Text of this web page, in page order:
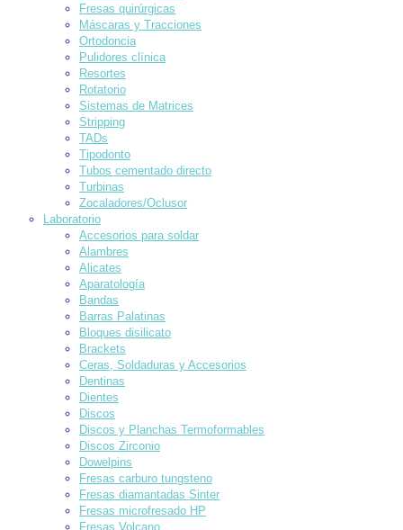
Fresas quirúrgicas
Máscaras y Tracciones
Ortodoncia
Pulidores clínica
Resortes
Rotatorio
Sistemas de Matrices
Stripping
TADs
Tipodonto
Tubos cementado directo
Turbinas
Zocaladores/Oclusor
Laboratorio
Accesorios para soldar
Alambres
Alicates
Aparatología
Bandas
Barras Palatinas
Bloques disilicato
Brackets
Ceras, Soldaduras y Accesorios
Dentinas
Dientes
Discos
Discos y Planchas Termoformables
Discos Zirconio
Dowelpins
Fresas carburo tungsteno
Fresas diamantadas Sinter
Fresas microfresado HP
Fresas Volcano